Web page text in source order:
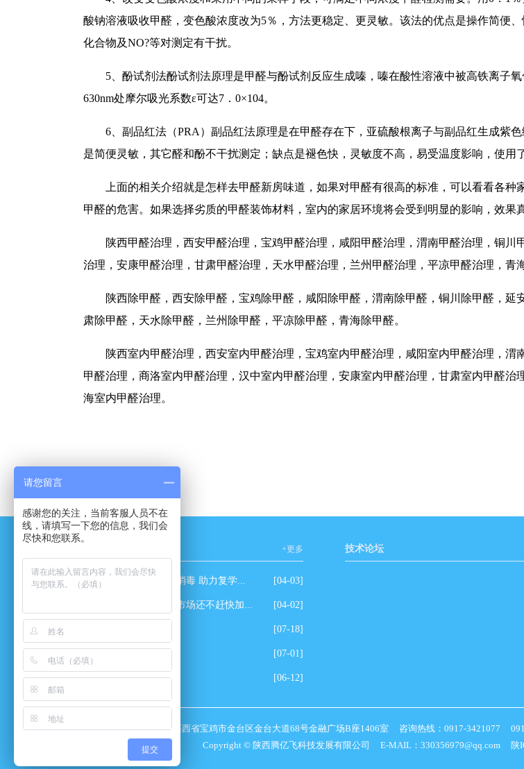
酸钠溶液吸收甲醛，变色酸浓度改为5％，方法更稳定、更灵敏。该法的优点是操作简便
化合物及NO?等对测定有干扰。
5、酚试剂法酚试剂法原理是甲醛与酚试剂反应生成嗪，嗪在酸性溶液中被高铁离子
630nm处摩尔吸光系数ε可达7．0×104。
6、副品红法（PRA）副品红法原理是在甲醛存在下，亚硫酸根离子与副品红生成紫
是简便灵敏，其它醛和酚不干扰测定；缺点是褪色快，灵敏度不高，易受温度影响，使用
上面的相关介绍就是怎样去甲醛新房味道，如果对甲醛有很高的标准，可以看看各
甲醛的危害。如果选择劣质的甲醛装饰材料，室内的家居环境将会受到明显的影响，效果
陕西甲醛治理，西安甲醛治理，宝鸡甲醛治理，咸阳甲醛治理，渭南甲醛治理，铜
治理，安康甲醛治理，甘肃甲醛治理，天水甲醛治理，兰州甲醛治理，平凉甲醛治理，青
陕西除甲醛，西安除甲醛，宝鸡除甲醛，咸阳除甲醛，渭南除甲醛，铜川除甲醛，
肃除甲醛，天水除甲醛，兰州除甲醛，平凉除甲醛，青海除甲醛。
陕西室内甲醛治理，西安室内甲醛治理，宝鸡室内甲醛治理，咸阳室内甲醛治理，
甲醛治理，商洛室内甲醛治理，汉中室内甲醛治理，安康室内甲醛治理，甘肃室内甲醛
海室内甲醛治理。
+更多
爱心企业为学校免费消毒 助力复学... [04-03]
除甲醛有这么强大的市场还不赶快加... [04-02]
[07-18]
[07-01]
万达美吉姆除甲醛 [06-12]
技术论坛
地址： 陕西省宝鸡市金台区金台大道68号金融广场B座1406室 咨询热线：0917-3421077
Copyright © 陕西腾亿飞科技发展有限公司 E-MAIL：330356979@qq.com 陕
请您留言
感谢您的关注，当前客服人员不在
线，请填写一下您的信息，我们会
尽快和您联系。
提交